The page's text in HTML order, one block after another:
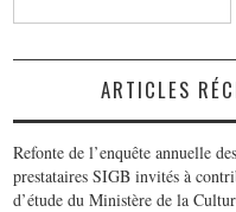
ARTICLES
Refonte de l’enquête annuelle
prestataires SIGB invités à
d’étude du Ministère de la